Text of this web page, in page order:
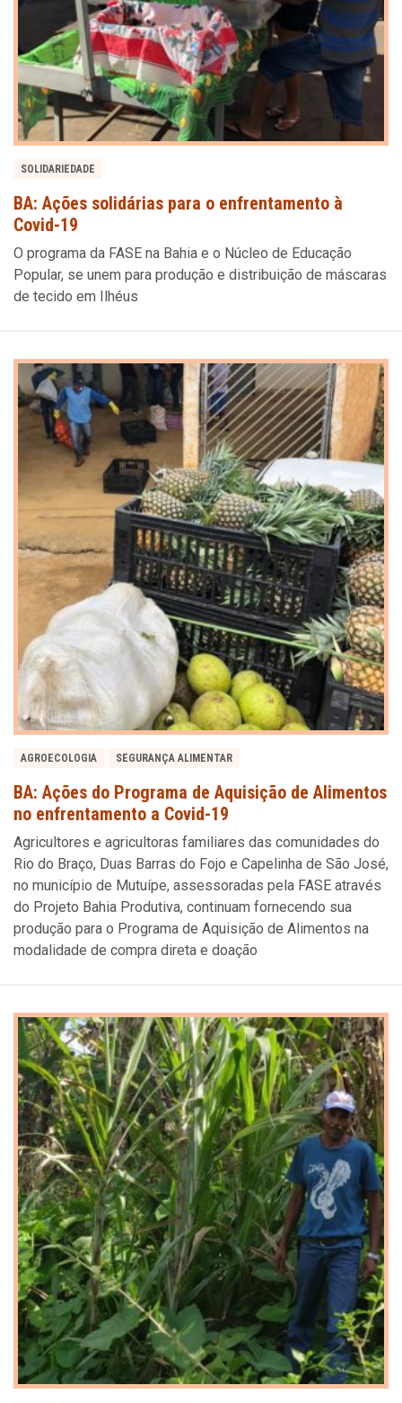
SOLIDARIEDADE
BA: Ações solidárias para o enfrentamento à
Covid-19
O programa da FASE na Bahia e o Núcleo de Educação
Popular, se unem para produção e distribuição de máscaras
de tecido em Ilhéus
AGROECOLOGIA SEGURANÇA ALIMENTAR
BA: Ações do Programa de Aquisição de Alimentos
no enfrentamento a Covid-19
Agricultores e agricultoras familiares das comunidades do
Rio do Braço, Duas Barras do Fojo e Capelinha de São José,
no município de Mutuípe, assessoradas pela FASE através
do Projeto Bahia Produtiva, continuam fornecendo sua
produção para o Programa de Aquisição de Alimentos na
modalidade de compra direta e doação